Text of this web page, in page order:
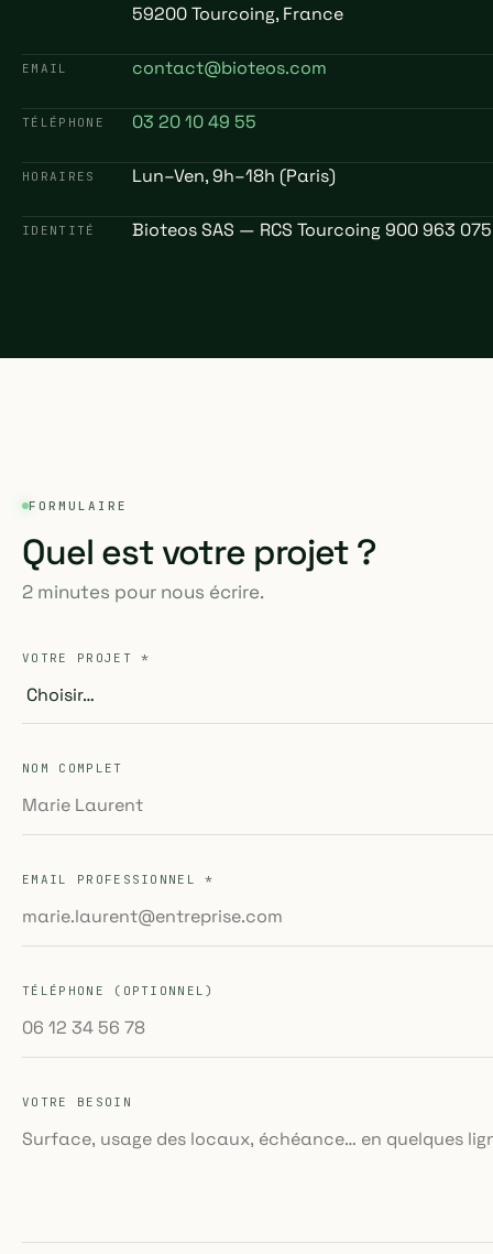
59200 Tourcoing, France
EMAIL contact@bioteos.com
TÉLÉPHONE 03 20 10 49 55
HORAIRES Lun–Ven, 9h–18h (Paris)
IDENTITÉ Bioteos SAS — RCS Tourcoing 900 963 075
FORMULAIRE
Quel est votre projet ?
2 minutes pour nous écrire.
VOTRE PROJET *
NOM COMPLET
EMAIL PROFESSIONNEL *
TÉLÉPHONE (OPTIONNEL)
VOTRE BESOIN